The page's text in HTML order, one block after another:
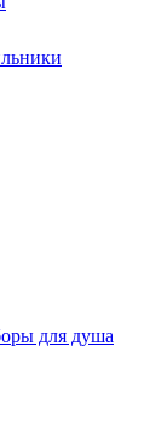
для душа